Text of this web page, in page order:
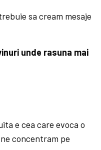
sa cream mesaje
unde rasuna mai
e cea care evoca o
concentram pe